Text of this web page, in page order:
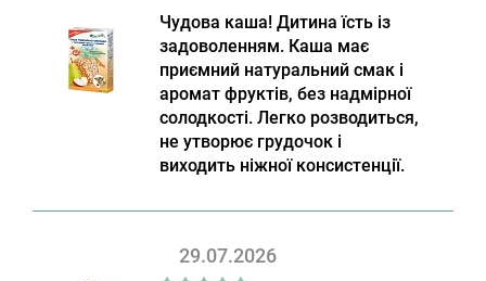
Чудова каша! Дитина їсть із
задоволенням. Каша має
приємний натуральний смак і
аромат фруктів, без надмірної
солодкості. Легко розводиться,
не утворює грудочок і
виходить ніжної консистенції.
29.07.2026